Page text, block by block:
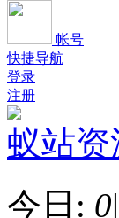
帐号
快捷导航
登录
注册
蚁站
今日: 0|